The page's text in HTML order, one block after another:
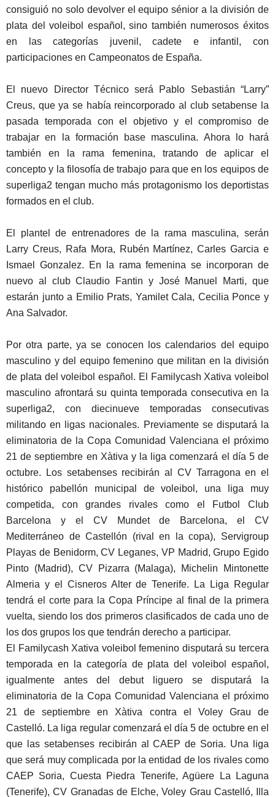
consiguió no solo devolver el equipo sénior a la división de
plata del voleibol español, sino también numerosos éxitos
en las categorías juvenil, cadete e infantil, con
participaciones en Campeonatos de España.
El nuevo Director Técnico será Pablo Sebastián “Larry”
Creus, que ya se había reincorporado al club setabense la
pasada temporada con el objetivo y el compromiso de
trabajar en la formación base masculina. Ahora lo hará
también en la rama femenina, tratando de aplicar el
concepto y la filosofía de trabajo para que en los equipos de
superliga2 tengan mucho más protagonismo los deportistas
formados en el club.
El plantel de entrenadores de la rama masculina, serán
Larry Creus, Rafa Mora, Rubén Martínez, Carles Garcia e
Ismael Gonzalez. En la rama femenina se incorporan de
nuevo al club Claudio Fantin y José Manuel Marti, que
estarán junto a Emilio Prats, Yamilet Cala, Cecilia Ponce y
Ana Salvador.
Por otra parte, ya se conocen los calendarios del equipo
masculino y del equipo femenino que militan en la división
de plata del voleibol español. El Familycash Xativa voleibol
masculino afrontará su quinta temporada consecutiva en la
superliga2, con diecinueve temporadas consecutivas
militando en ligas nacionales. Previamente se disputará la
eliminatoria de la Copa Comunidad Valenciana el próximo
21 de septiembre en Xàtiva y la liga comenzará el día 5 de
octubre. Los setabenses recibirán al CV Tarragona en el
histórico pabellón municipal de voleibol, una liga muy
competida, con grandes rivales como el Futbol Club
Barcelona y el CV Mundet de Barcelona, el CV
Mediterráneo de Castellón (rival en la copa), Servigroup
Playas de Benidorm, CV Leganes, VP Madrid, Grupo Egido
Pinto (Madrid), CV Pizarra (Malaga), Michelin Mintonette
Almeria y el Cisneros Alter de Tenerife. La Liga Regular
tendrá el corte para la Copa Príncipe al final de la primera
vuelta, siendo los dos primeros clasificados de cada uno de
los dos grupos los que tendrán derecho a participar.
El Familycash Xativa voleibol femenino disputará su tercera
temporada en la categoría de plata del voleibol español,
igualmente antes del debut liguero se disputará la
eliminatoria de la Copa Comunidad Valenciana el próximo
21 de septiembre en Xàtiva contra el Voley Grau de
Castelló. La liga regular comenzará el día 5 de octubre en el
que las setabenses recibirán al CAEP de Soria. Una liga
que será muy complicada por la entidad de los rivales como
CAEP Soria, Cuesta Piedra Tenerife, Agüere La Laguna
(Tenerife), CV Granadas de Elche, Voley Grau Castelló, Illa